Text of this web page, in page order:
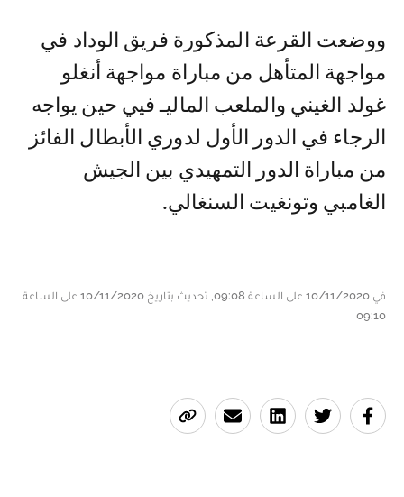
ووضعت القرعة المذكورة فريق الوداد في
مواجهة المتأهل من مباراة مواجهة أنغلو
غولد الغيني والملعب الماليـ فيي حين يواجه
الرجاء في الدور الأول لدوري الأبطال الفائز
من مباراة الدور التمهيدي بين الجيش
الغامبي وتونغيت السنغالي.
في 10/11/2020 على الساعة 09:08, تحديث بتاريخ 10/11/2020 على الساعة
09:10